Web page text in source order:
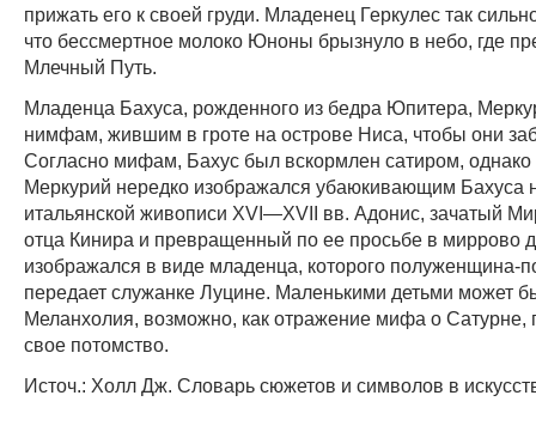
прижать его к своей груди. Младенец Геркулес так
что бессмертное молоко Юноны брызнуло в небо, где
Млечный Путь.
Младенца Бахуса, рожденного из бедра Юпитера,
нимфам, жившим в гроте на острове Ниса, чтобы они
Согласно мифам, Бахус был вскормлен сатиром, однако
Меркурий нередко изображался убаюкивающим Бахуса
итальянской живописи XVI—XVII вв. Адонис, зачатый
отца Кинира и превращенный по ее просьбе в миррово
изображался в виде младенца, которого полуженщина-
передает служанке Луцине. Маленькими детьми может
Меланхолия, возможно, как отражение мифа о
свое потомство.
Источ.: Холл Дж. Словарь сюжетов и символов в